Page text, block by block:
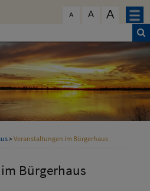
A A A
>Veranstaltungen im Bürgerhaus
Bürgerhaus